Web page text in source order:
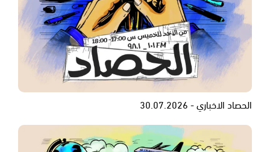
الحصاد الاخباري - 30.07.2026